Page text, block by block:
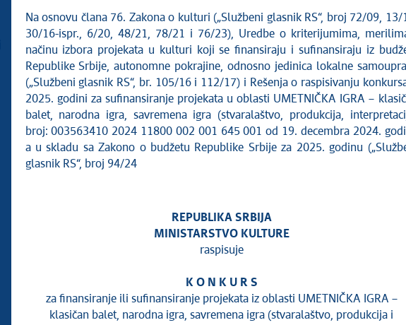
Na osnovu člana 76. Zakona o kulturi („Službeni glasnik RS“, broj 72/09, 13/
30/16-ispr., 6/20, 48/21, 78/21 i 76/23), Uredbe o kriterijumima,
načinu izbora projekata u kulturi koji se finansiraju i sufinansiraju iz
Republike Srbije, autonomne pokrajine, odnosno jedinica lokalne
(„Službeni glasnik RS“, br. 105/16 i 112/17) i Rešenja o raspisivanju
2025. godini za sufinansiranje projekata u oblasti UMETNIČKA IGRA –
balet, narodna igra, savremena igra (stvaralaštvo, produkcija,
broj: 003563410 2024 11800 002 001 645 001 od 19. decembra 2024.
a u skladu sa Zakono o budžetu Republike Srbije za 2025. godinu
glasnik RS“, broj 94/24
REPUBLIKA SRBIJA
MINISTARSTVO KULTURE
raspisuje
K O N K U R S
za finansiranje ili sufinansiranje projekata iz oblasti UMETNIČKA IGRA –
klasičan balet, narodna igra, savremena igra (stvaralaštvo, produkcija i